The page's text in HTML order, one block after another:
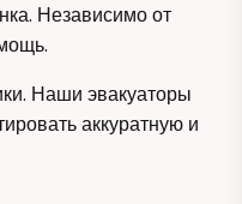
Независимо от
Наши эвакуаторы
аккуратную и